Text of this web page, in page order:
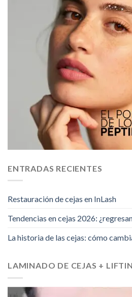
ENTRADAS RECIENTES
Restauración de cejas en InLash
Tendencias en cejas 2026:
La historia de las cejas: cómo
LAMINADO DE CEJAS +